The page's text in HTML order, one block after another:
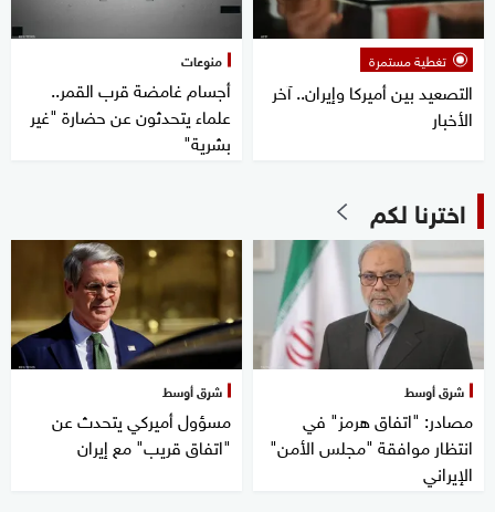
تغطية مستمرة
التصعيد بين أميركا وإيران.. آخر
الأخبار
منوعات
أجسام غامضة قرب القمر..
علماء يتحدثون عن حضارة "غير
بشرية"
اخترنا لكم
شرق أوسط
مصادر: "اتفاق هرمز" في
انتظار موافقة "مجلس الأمن"
الإيراني
شرق أوسط
مسؤول أميركي يتحدث عن
"اتفاق قريب" مع إيران